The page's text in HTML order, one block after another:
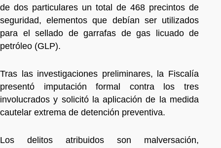
de dos particulares un total de 468 precintos de
seguridad, elementos que debían ser utilizados
para el sellado de garrafas de gas licuado de
petróleo (GLP).
Tras las investigaciones preliminares, la Fiscalía
presentó imputación formal contra los tres
involucrados y solicitó la aplicación de la medida
cautelar extrema de detención preventiva.
Los delitos atribuidos son malversación,